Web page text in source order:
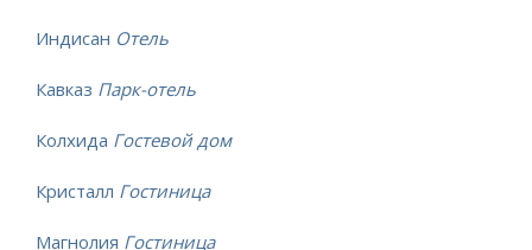
Индисан Отель
Кавказ Парк-отель
Колхида Гостевой дом
Кристалл Гостиница
Магнолия Гостиница